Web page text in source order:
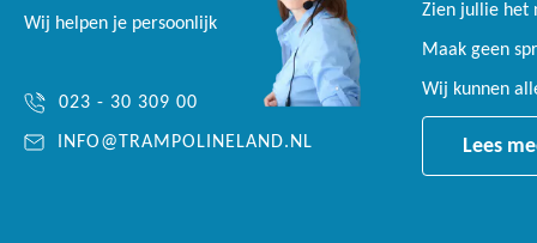
Wij helpen je persoonlijk
023 - 30 309 00
INFO@TRAMPOLINELAND.NL
Zien jullie het
Maak geen
Wij kunnen
Lees